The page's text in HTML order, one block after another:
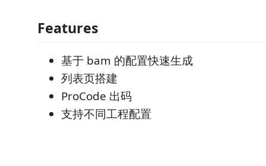
Features
基于 bam 的配置快速生成
列表页搭建
ProCode 出码
支持不同工程配置